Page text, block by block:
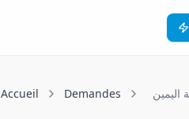
Accueil Demandes